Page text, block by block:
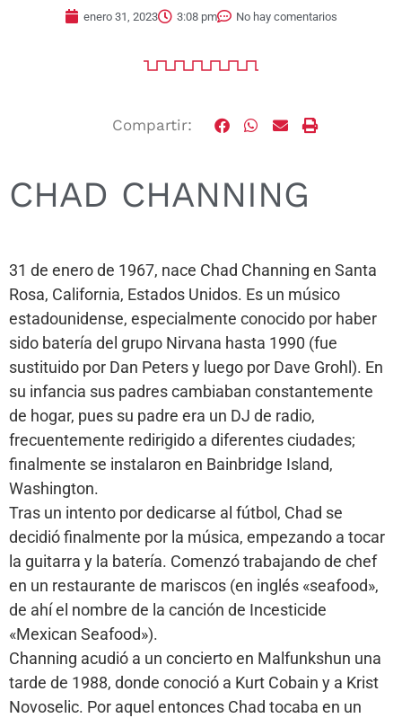
enero 31, 2023 3:08 pm No hay comentarios
Compartir:
CHAD CHANNING
31 de enero de 1967, nace Chad Channing en Santa
Rosa, California, Estados Unidos. Es un músico
estadounidense, especialmente conocido por haber
sido batería del grupo Nirvana hasta 1990 (fue
sustituido por Dan Peters y luego por Dave Grohl). En
su infancia sus padres cambiaban constantemente
de hogar, pues su padre era un DJ de radio,
frecuentemente redirigido a diferentes ciudades;
finalmente se instalaron en Bainbridge Island,
Washington.
Tras un intento por dedicarse al fútbol, Chad se
decidió finalmente por la música, empezando a tocar
la guitarra y la batería. Comenzó trabajando de chef
en un restaurante de mariscos (en inglés «seafood»,
de ahí el nombre de la canción de Incesticide
«Mexican Seafood»).
Channing acudió a un concierto en Malfunkshun una
tarde de 1988, donde conoció a Kurt Cobain y a Krist
Novoselic. Por aquel entonces Chad tocaba en un